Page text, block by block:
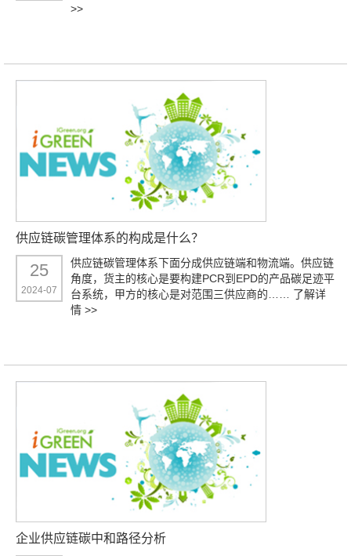
>>
供应链碳管理体系的构成是什么？
25
2024-07
供应链碳管理体系下面分成供应链端和物流端。供应链
角度，货主的核心是要构建PCR到EPD的产品碳足迹平
台系统，甲方的核心是对范围三供应商的…… 了解详
情 >>
企业供应链碳中和路径分析